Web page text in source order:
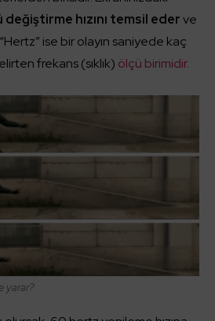
hızını temsil ederve
ise bir olayın saniyede kaç
frekans (sıklık) ölçü birimidir.
yarar?